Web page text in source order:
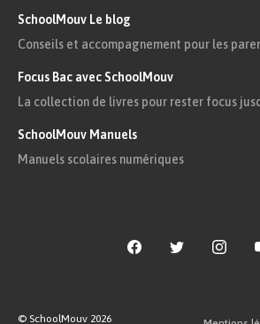
sur toutes les ressources du
vocabulaire et de la
SchoolMouv Le blog
Conseils et accompagnement pour les
Focus Bac avec SchoolMouv
La collection de livres pour rester focus
SchoolMouv Manuels
Manuels scolaires numériques
© SchoolMouv 2026